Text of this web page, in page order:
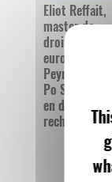
Eliot Reffait,
master de
droit
européen,
Peyronnet,
Po Saint-
en droit
recherches